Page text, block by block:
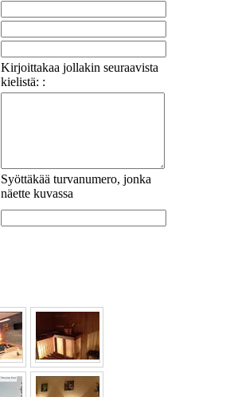
Kirjoittakaa jollakin seuraavista
kielistä: :
Syöttäkää turvanumero, jonka
näette kuvassa